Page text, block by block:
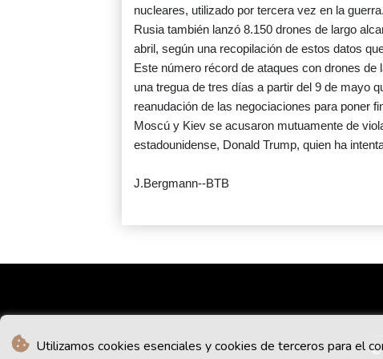
Utilizamos cookies esenciales y cookies de terceros para el
nucleares, utilizado por tercera vez en la guerra.
Rusia también lanzó 8.150 drones de largo
abril, según una recopilación de estos datos
Este número récord de ataques con drones
una tregua de tres días a partir del 9 de mayo
reanudación de las negociaciones para poner
Moscú y Kiev se acusaron mutuamente de
estadounidense, Donald Trump, quien ha
J.Bergmann--BTB
©